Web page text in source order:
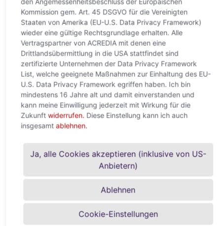
Nahostkonflikt treibt
deutlich stärker nach oben
– deutlich stärker als in der Vorkrisenprognose (+3 %) Für
2027 wird kein Rückgang mehr erwartet, sondern eine
Kommission gem. Art. 45 DSGVO für die Vereinigten
Staaten von Amerika (EU-U.S. Data Privacy Framework)
wieder eine gültige Rechtsgrundlage erhalten. Alle
Vertragspartner von ACREDIA mit denen eine
Drittlandsübermittlung in die USA stattfindet sind
zertifizierte Unternehmen der Data Privacy Framework
List, welche geeignete Maßnahmen zur Einhaltung des EU-
U.S. Data Privacy Framework egriffen haben. Ich bin
mindestens 16 Jahre alt und damit einverstanden und
kann meine Einwilligung jederzeit mit Wirkung für die
Zukunft widerrufen. Diese Einstellung kann ich auch
insgesamt ablehnen.
Ja, alle Cookies akzeptieren (inklusive von US-
Anbietern)
Ablehnen
Cookie-Einstellungen